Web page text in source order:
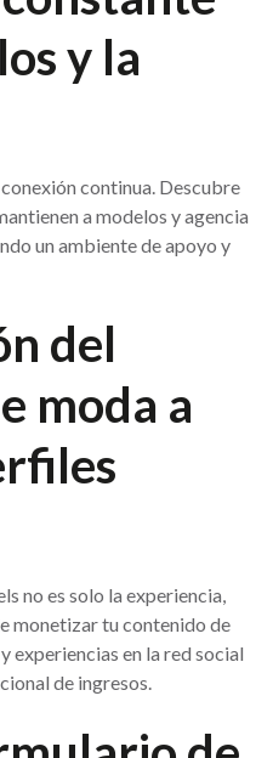
y la
continua. Descubre
a modelos y agencia
un ambiente de apoyo y
del
moda a
no es solo la experiencia,
monetizar tu contenido de
experiencias en la red social
de ingresos.